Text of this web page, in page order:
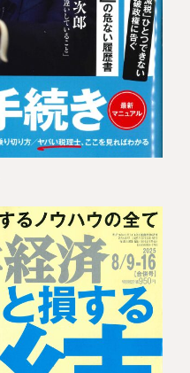
大阪事務所
〒530-0017
大阪府大阪市北区角田町8番47号
阪急グランドビル20階
Access